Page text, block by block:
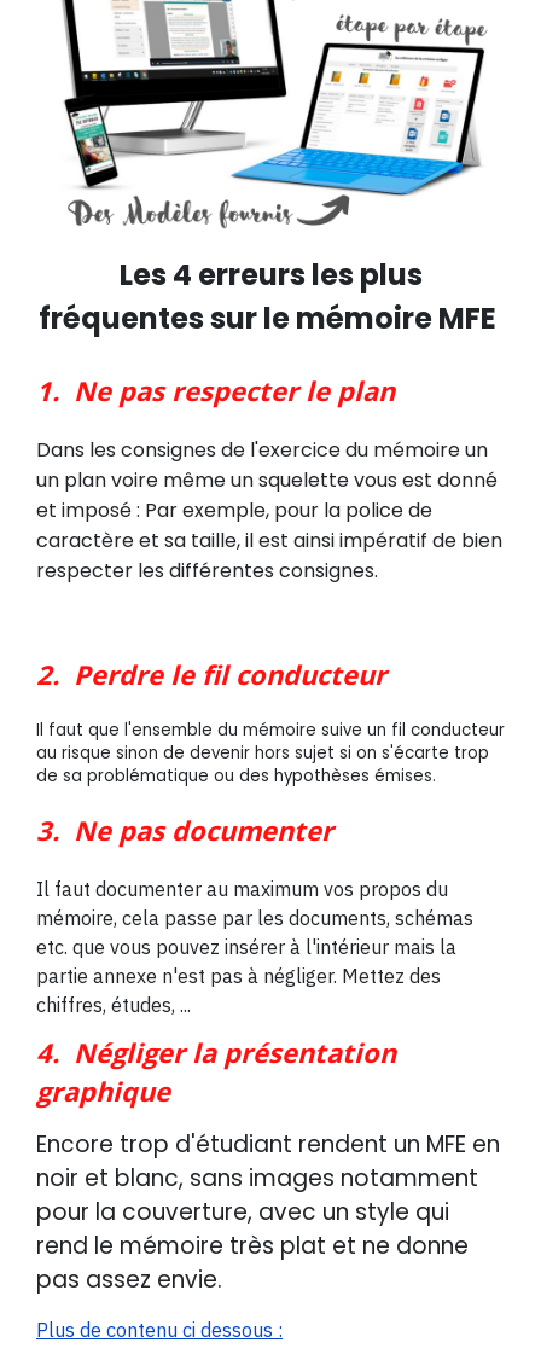
Les 4 erreurs les plus
fréquentes sur le mémoire MFE
1. Ne pas respecter le plan
Dans les consignes de l'exercice du mémoire un
un plan voire même un squelette vous est donné
et imposé : Par exemple, pour la police de
caractère et sa taille, il est ainsi impératif de bien
respecter les différentes consignes.
2. Perdre le fil conducteur
Il faut que l'ensemble du mémoire suive un fil conducteur
au risque sinon de devenir hors sujet si on s'écarte trop
de sa problématique ou des hypothèses émises.
3. Ne pas documenter
Il faut documenter au maximum vos propos du
mémoire, cela passe par les documents, schémas
etc. que vous pouvez insérer à l'intérieur mais la
partie annexe n'est pas à négliger. Mettez des
chiffres, études, ...
4. Négliger la présentation
graphique
Encore trop d'étudiant rendent un MFE en
noir et blanc, sans images notamment
pour la couverture, avec un style qui
rend le mémoire très plat et ne donne
pas assez envie.
Plus de contenu ci dessous :